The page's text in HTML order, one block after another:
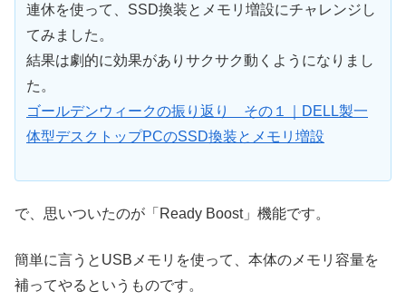
連休を使って、SSD換装とメモリ増設にチャレンジし
てみました。
結果は劇的に効果がありサクサク動くようになりまし
た。
ゴールデンウィークの振り返り その１｜DELL製一
体型デスクトップPCのSSD換装とメモリ増設
で、思いついたのが「Ready Boost」機能です。
簡単に言うとUSBメモリを使って、本体のメモリ容量を
補ってやるというものです。